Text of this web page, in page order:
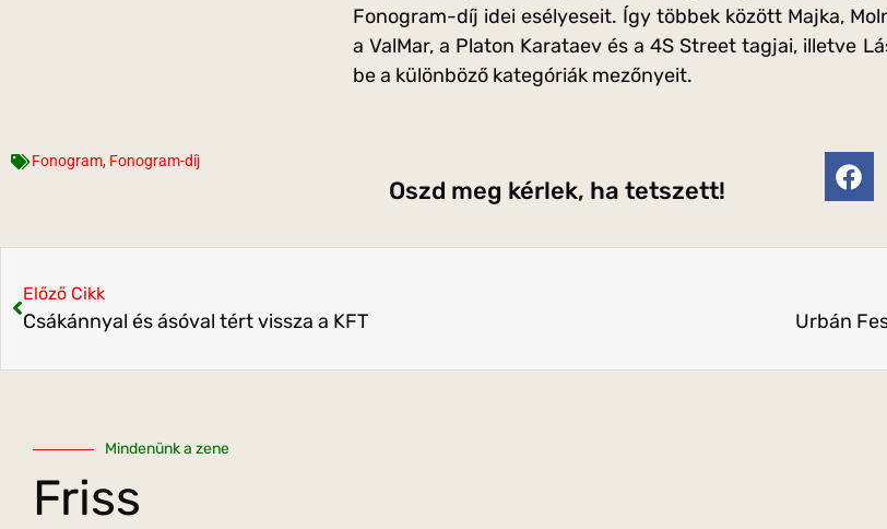
Fonogram-díj idei esélyeseit. Így többek között Majka,
a ValMar, a Platon Karataev és a 4S Street tagjai, illetve
be a különböző kategóriák mezőnyeit.
Fonogram, Fonogram-díj
Oszd meg kérlek, ha tetszett!
Előző Cikk
Csákánnyal és ásóval tért vissza a KFT Urbán
Mindenünk a zene
Friss